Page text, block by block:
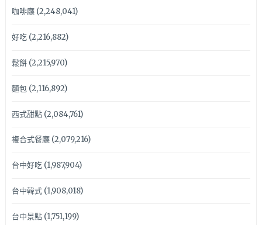
咖啡廳(2,248,041)
好吃(2,216,882)
鬆餅(2,215,970)
麵包(2,116,892)
西式甜點(2,084,761)
複合式餐廳(2,079,216)
台中好吃(1,987,904)
台中韓式(1,908,018)
台中景點(1,751,199)